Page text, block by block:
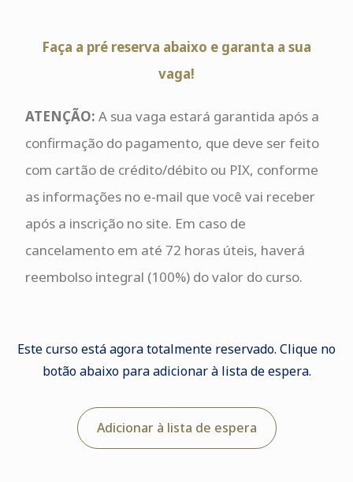
Faça a pré reserva abaixo e garanta a sua
vaga!
ATENÇÃO: A sua vaga estará garantida após a
confirmação do pagamento, que deve ser feito
com cartão de crédito/débito ou PIX, conforme
as informações no e-mail que você vai receber
após a inscrição no site. Em caso de
cancelamento em até 72 horas úteis, haverá
reembolso integral (100%) do valor do curso.
Este curso está agora totalmente reservado. Clique no
botão abaixo para adicionar à lista de espera.
Adicionar à lista de espera